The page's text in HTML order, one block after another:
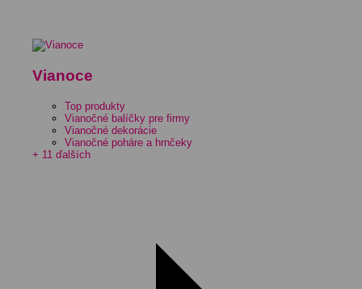
Vianoce
Top produkty
Vianočné balíčky pre firmy
Vianočné dekorácie
Vianočné poháre a hrnčeky
+ 11 ďalších